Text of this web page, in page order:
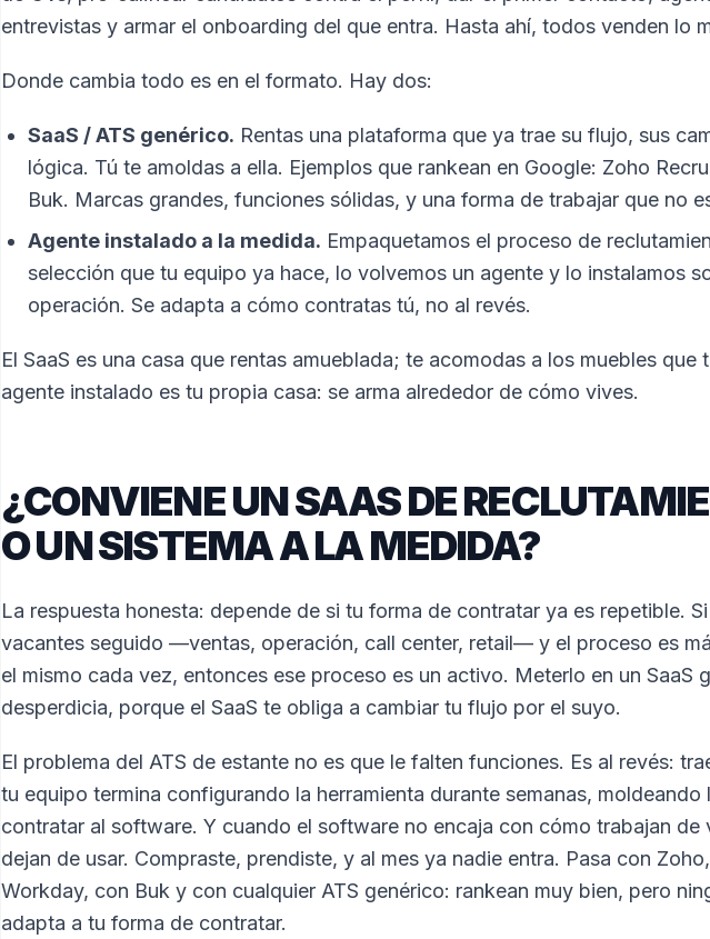
entrevistas y armar el onboarding del que entra. Hasta ahí, todos venden lo
Donde cambia todo es en el formato. Hay dos:
SaaS / ATS genérico. Rentas una plataforma que ya trae su flujo, sus
lógica. Tú te amoldas a ella. Ejemplos que rankean en Google: Zoho
Buk. Marcas grandes, funciones sólidas, y una forma de trabajar que no
Agente instalado a la medida. Empaquetamos el proceso de
selección que tu equipo ya hace, lo volvemos un agente y lo instalamos
operación. Se adapta a cómo contratas tú, no al revés.
El SaaS es una casa que rentas amueblada; te acomodas a los muebles que
agente instalado es tu propia casa: se arma alrededor de cómo vives.
¿CONVIENE UN SAAS DE
O UN SISTEMA A LA MEDIDA?
La respuesta honesta: depende de si tu forma de contratar ya es repetible.
vacantes seguido —ventas, operación, call center, retail— y el proceso es
el mismo cada vez, entonces ese proceso es un activo. Meterlo en un SaaS
desperdicia, porque el SaaS te obliga a cambiar tu flujo por el suyo.
El problema del ATS de estante no es que le falten funciones. Es al revés:
tu equipo termina configurando la herramienta durante semanas, moldeando
contratar al software. Y cuando el software no encaja con cómo trabajan de
dejan de usar. Compraste, prendiste, y al mes ya nadie entra. Pasa con
Workday, con Buk y con cualquier ATS genérico: rankean muy bien, pero
adapta a tu forma de contratar.